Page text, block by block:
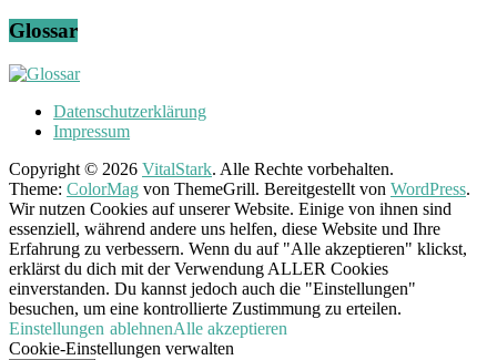
Glossar
Datenschutzerklärung
Impressum
Copyright © 2026 VitalStark. Alle Rechte vorbehalten.
Theme: ColorMag von ThemeGrill. Bereitgestellt von WordPress.
Wir nutzen Cookies auf unserer Website. Einige von ihnen sind
essenziell, während andere uns helfen, diese Website und Ihre
Erfahrung zu verbessern. Wenn du auf "Alle akzeptieren" klickst,
erklärst du dich mit der Verwendung ALLER Cookies
einverstanden. Du kannst jedoch auch die "Einstellungen"
besuchen, um eine kontrollierte Zustimmung zu erteilen.
Einstellungen ablehnenAlle akzeptieren
Cookie-Einstellungen verwalten